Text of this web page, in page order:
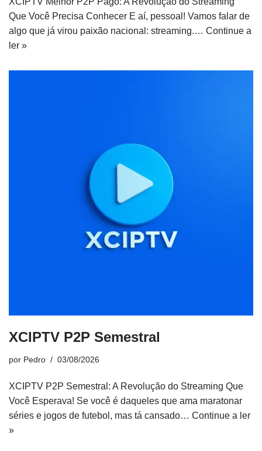
Que Você Precisa Conhecer E aí, pessoal! Vamos falar de
algo que já virou paixão nacional: streaming.… Continue a
ler »
XCIPTV P2P Semestral
por Pedro 03/08/2026
XCIPTV P2P Semestral: A Revolução do Streaming Que
Você Esperava! Se você é daqueles que ama maratonar
séries e jogos de futebol, mas tá cansado… Continue a ler
»